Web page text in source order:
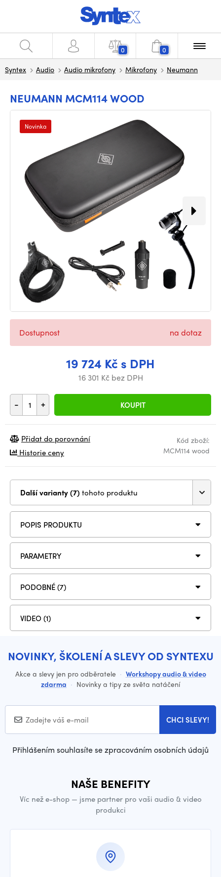
0 0
Syntex Audio Audio mikrofony Mikrofony Neumann
NEUMANN MCM114 WOOD
Novinka
19 724 Kč s DPH
16 301 Kč bez DPH
- + KOUPIT
Dostupnost na dotaz
Kód zboží:
MCM114 wood
Přidat do porovnání
Historie ceny
Další varianty (7) tohoto produktu
POPIS PRODUKTU
PARAMETRY
PODOBNÉ (7)
VIDEO (1)
NOVINKY, ŠKOLENÍ A SLEVY OD SYNTEXU
Akce a slevy jen pro odběratele · Workshopy audio & video
zdarma · Novinky a tipy ze světa natáčení
CHCI SLEVY!
Přihlášením souhlasíte se zpracováním osobních údajů
NAŠE BENEFITY
Víc než e-shop — jsme partner pro vaši audio & video
produkci